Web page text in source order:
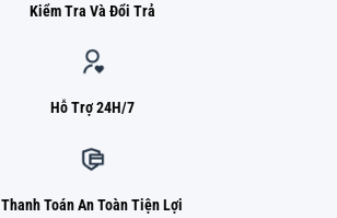
Kiểm Tra Và Đổi Trả
Hỗ Trợ 24H/7
Thanh Toán An Toàn Tiện Lợi